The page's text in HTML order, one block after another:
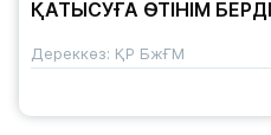
ҚАТЫСУҒА ӨТІНІМ БЕРДІ
Дереккөз: ҚР БжҒМ